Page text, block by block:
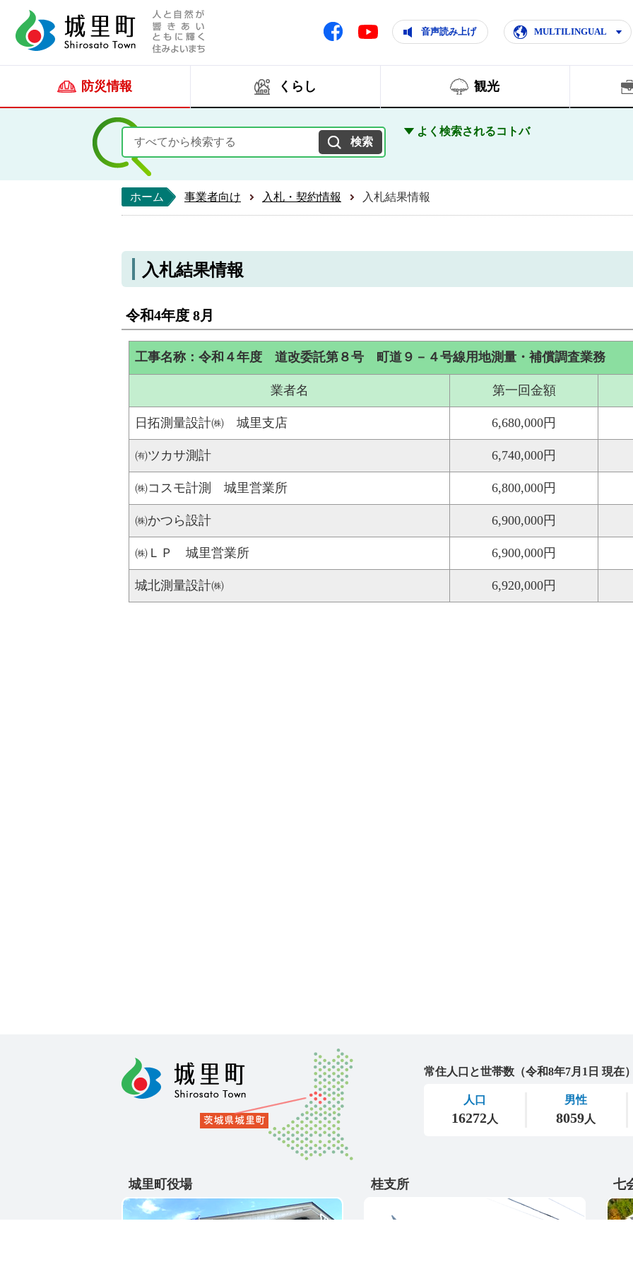
人と自然が響きあいともに輝く住みよいまち
Facebook Youtube 音声読み上げ MULTILINGUAL
防災情報 くらし 観光
よく検索されるコトバ
ホーム 事業者向け 入札・契約情報 入札結果情報
入札結果情報
令和4年度 8月
工事名称：令和４年度 道改委託第８号 町道９－４号線用地測量・補償調査業務
業者名 第一回金額
日拓測量設計㈱ 城里支店 6,680,000円
㈲ツカサ測計 6,740,000円
㈱コスモ計測 城里営業所 6,800,000円
㈱かつら設計 6,900,000円
㈱ＬＰ 城里営業所 6,900,000円
城北測量設計㈱ 6,920,000円
城里町役場 桂支所 七